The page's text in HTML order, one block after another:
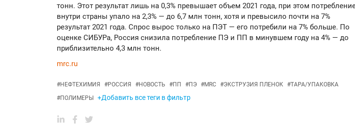
тонн. Этот результат лишь на 0,3% превышает объем 2021 года, при этом
внутри страны упало на 2,3% — до 6,7 млн тонн, хотя и превысило почти на 7%
результат 2021 года. Спрос вырос только на ПЭТ — его потребили на 7% больше. По
оценке СИБУРа, Россия снизила потребление ПЭ и ПП в минувшем году на 4% — до
приблизительно 4,3 млн тонн.
mrc.ru
#НЕФТЕХИМИЯ #РОССИЯ #НОВОСТЬ #ПП #ПЭ #MRC #ЭКСТРУЗИЯ ПЛЕНОК #ТАРА/УПАКОВКА
#ПОЛИМЕРЫ +Добавить все теги в фильтр